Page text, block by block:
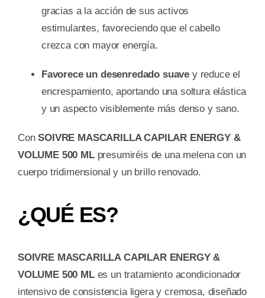
gracias a la acción de sus activos
estimulantes, favoreciendo que el cabello
crezca con mayor energía.
Favorece un desenredado suave y reduce el
encrespamiento, aportando una soltura elástica
y un aspecto visiblemente más denso y sano.
ConSOIVRE MASCARILLA CAPILAR ENERGY &
VOLUME 500 MLpresumiréis de una melena con un
cuerpo tridimensional y un brillo renovado.
¿QUÉ ES?
SOIVRE MASCARILLA CAPILAR ENERGY &
VOLUME 500 MLes un tratamiento acondicionador
intensivo de consistencia ligera y cremosa, diseñado